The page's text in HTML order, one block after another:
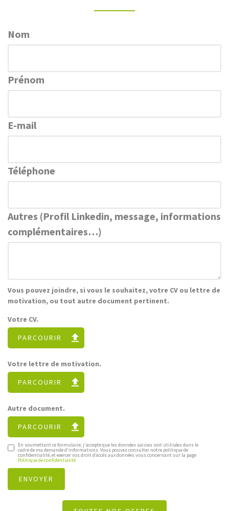
Nom
Prénom
E-mail
Téléphone
Autres (Profil Linkedin, message, informations
complémentaires…)
Vous pouvez joindre, si vous le souhaitez, votre CV ou lettre de
motivation, ou tout autre document pertinent.
Votre CV.
PARCOURIR
Votre lettre de motivation.
PARCOURIR
Autre document.
PARCOURIR
En soumettant ce formulaire, j'accepte que les données saisies soit utilisées dans le
cadre de ma demande d'informations. Vous pouvez consulter notre politique de
confidentialité, et exercer vos droit d’accès aux données vous concernant sur la page
Politique de confidentialité